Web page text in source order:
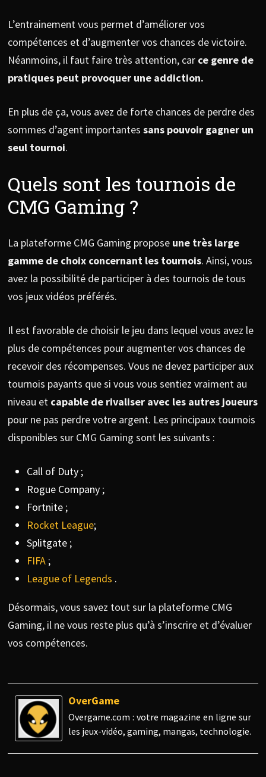
L’entrainement vous permet d’améliorer vos
compétences et d’augmenter vos chances de victoire.
Néanmoins, il faut faire très attention, car ce genre de
pratiques peut provoquer une addiction.
En plus de ça, vous avez de forte chances de perdre des
sommes d’agent importantes sans pouvoir gagner un
seul tournoi.
Quels sont les tournois de
CMG Gaming ?
La plateforme CMG Gaming proposeune très large
gamme de choix concernant les tournois. Ainsi, vous
avez la possibilité de participer à des tournois de tous
vos jeux vidéos préférés.
Il est favorable de choisir le jeu dans lequel vous avez le
plus de compétences pour augmenter vos chances de
recevoir des récompenses. Vous ne devez participer aux
tournois payants que si vous vous sentiez vraiment au
niveau etcapable de rivaliser avec les autres joueurs
pour ne pas perdre votre argent. Les principaux tournois
disponibles sur CMG Gaming sont les suivants :
Call of Duty ;
Rogue Company ;
Fortnite ;
Rocket League;
Splitgate ;
FIFA;
League of Legends .
Désormais, vous savez tout sur la plateforme CMG
Gaming, il ne vous reste plus qu’à s’inscrire et d’évaluer
vos compétences.
OverGame
Overgame.com : votre magazine en ligne sur
les jeux-vidéo, gaming, mangas, technologie.